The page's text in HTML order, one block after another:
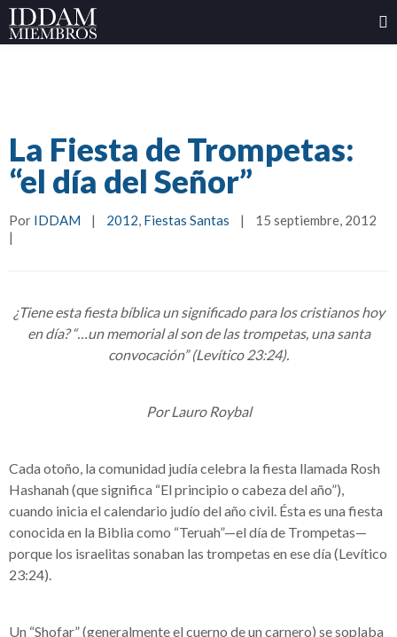
La Fiesta de Trompetas:
“el día del Señor”
Por IDDAM | 2012, Fiestas Santas |
|
¿Tiene esta fiesta bíblica un significado para los cristianos hoy
en día? “…un memorial al son de las trompetas, una santa
convocación” (Levítico 23:24).
Por Lauro Roybal
Cada otoño, la comunidad judía celebra la fiesta llamada Rosh
Hashanah (que significa “El principio o cabeza del año”),
cuando inicia el calendario judío del año civil. Ésta es una fiesta
conocida en la Biblia como “Teruah”—el día de Trompetas—
porque los israelitas sonaban las trompetas en ese día (Levítico
23:24).
Un “Shofar” (generalmente el cuerno de un carnero) se soplaba